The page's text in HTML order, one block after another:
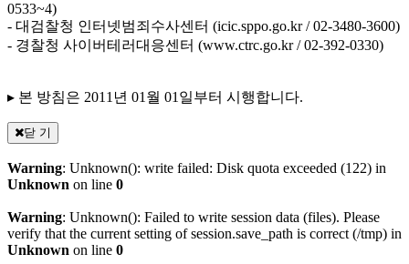
0533~4)
- 대검찰청 인터넷범죄수사센터 (icic.sppo.go.kr / 02-3480-3600)
- 경찰청 사이버테러대응센터 (www.ctrc.go.kr / 02-392-0330)
▸ 본 방침은 2011년 01월 01일부터 시행합니다.
닫 기
Warning: Unknown(): write failed: Disk quota exceeded (122) in
Unknown on line 0
Warning: Unknown(): Failed to write session data (files). Please
verify that the current setting of session.save_path is correct (/tmp) in
Unknown on line 0